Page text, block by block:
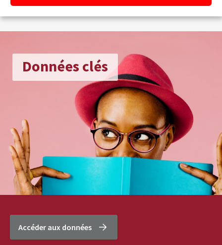
Données clés
Accéder aux données